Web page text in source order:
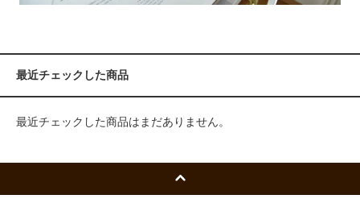
最近チェックした商品
最近チェックした商品はまだありません。